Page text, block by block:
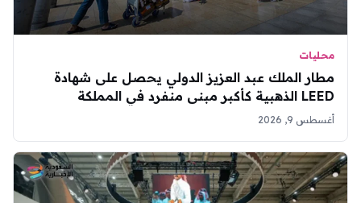
محليات
مطار الملك عبد العزيز الدولي يحصل على شهادة
LEED الذهبية كأكبر مبنى منفرد في المملكة
أغسطس 9, 2026